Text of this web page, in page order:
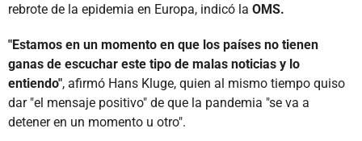
rebrote de la epidemia en Europa, indicó la OMS.
"Estamos en un momento en que los países no tienen
ganas de escuchar este tipo de malas noticias y lo
entiendo", afirmó Hans Kluge, quien al mismo tiempo quiso
dar "el mensaje positivo" de que la pandemia "se va a
detener en un momento u otro".